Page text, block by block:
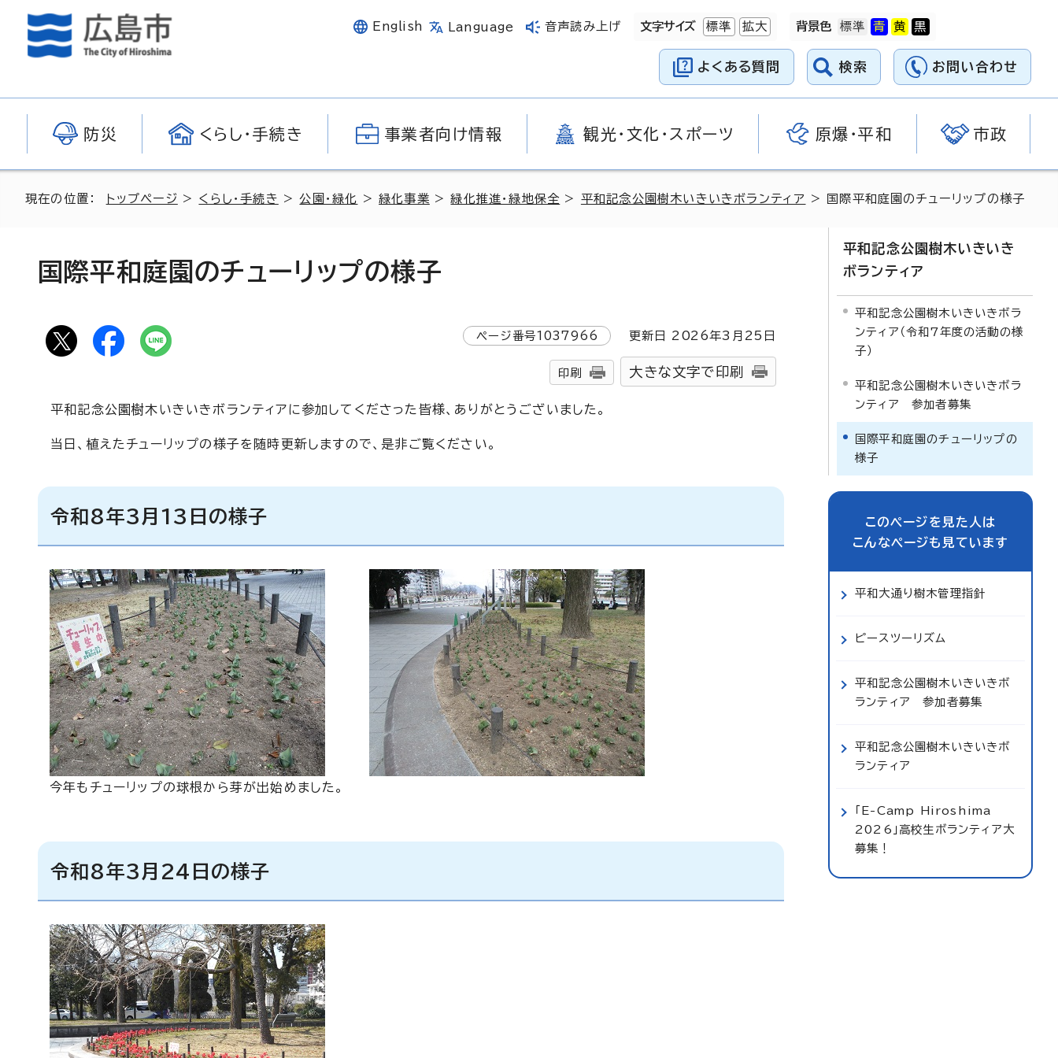
English Language 音声読み上げ 文字サイズ 標準 拡大 背景色
よくある質問 検索 お問い合わせ
防災 くらし・手続き 事業者向け情報 観光・文化・スポーツ 原爆・平和 市政
現在の位置： トップページ > くらし・手続き >公園・緑化 >緑化事業 >緑化推進・緑地保全 > 平和記念公園樹木いきいきボランティア > 国際平和庭園のチューリップの様子
国際平和庭園のチューリップの様子
ページ番号1037966 更新日 2026年3月 25 日
印刷 大きな文字で印刷
平和記念公園樹木いきいきボランティアに参加してくださった皆様、ありがとうございました。
当日、植えたチューリップの様子を随時更新しますので、是非ご覧ください。
令和8年3月13日の様子
今年もチューリップの球根から芽が出始めました。
令和8年3月24日の様子
平和記念公園樹木いきいき
ボランティア
平和記念公園樹木いきいきボラ
ンティア（令和7年度の活動の様
子）
平和記念公園樹木いきいきボラ
ンティア 参加者募集
国際平和庭園のチューリップの
様子
このページを見た人は
こんなページも見ています
平和大通り樹木管理指針
ピースツーリズム
平和記念公園樹木いきいきボ
ランティア 参加者募集
平和記念公園樹木いきいきボ
ランティア
「E-Camp Hiroshima
2026」高校生ボランティア大
募集！